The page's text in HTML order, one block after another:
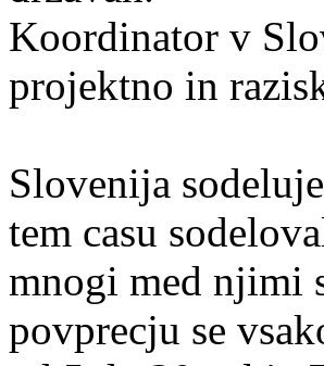
Koordinator v
projektno in
Slovenija
tem casu
mnogi med njimi
povprecju se